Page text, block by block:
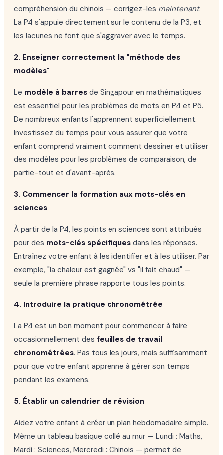
compréhension du chinois — corrigez-les maintenant.
La P4 s'appuie directement sur le contenu de la P3, et
les lacunes ne font que s'aggraver avec le temps.
2. Enseigner correctement la "méthode des
modèles"
Le modèle à barres de Singapour en mathématiques
est essentiel pour les problèmes de mots en P4 et P5.
De nombreux enfants l'apprennent superficiellement.
Investissez du temps pour vous assurer que votre
enfant comprend vraiment comment dessiner et utiliser
des modèles pour les problèmes de comparaison, de
partie-tout et d'avant-après.
3. Commencer la formation aux mots-clés en
sciences
À partir de la P4, les points en sciences sont attribués
pour des mots-clés spécifiques dans les réponses.
Entraînez votre enfant à les identifier et à les utiliser. Par
exemple, "la chaleur est gagnée" vs "il fait chaud" —
seule la première phrase rapporte tous les points.
4. Introduire la pratique chronométrée
La P4 est un bon moment pour commencer à faire
occasionnellement des feuilles de travail
chronométrées. Pas tous les jours, mais suffisamment
pour que votre enfant apprenne à gérer son temps
pendant les examens.
5. Établir un calendrier de révision
Aidez votre enfant à créer un plan hebdomadaire simple.
Même un tableau basique collé au mur — Lundi : Maths,
Mardi : Sciences, Mercredi : Chinois — permet de